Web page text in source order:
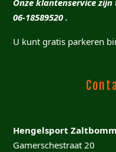
06-18589520 .
U kunt gratis parkeren
Hengelsport
Gamerschestraat 20